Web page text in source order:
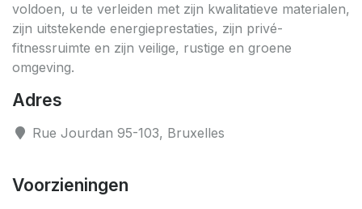
voldoen, u te verleiden met zijn kwalitatieve materialen,
zijn uitstekende energieprestaties, zijn privé-
fitnessruimte en zijn veilige, rustige en groene
omgeving.
Adres
Rue Jourdan 95-103, Bruxelles
Voorzieningen